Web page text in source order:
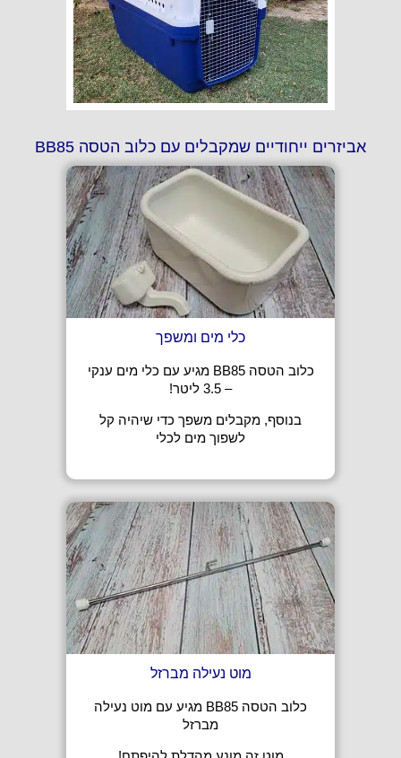
אביזרים ייחודיים שמקבלים עם כלוב הטסה BB85
כלי מים ומשפך
כלוב הטסה BB85 מגיע עם כלי מים ענקי
– 3.5 ליטר!
בנוסף, מקבלים משפך כדי שיהיה קל
לשפוך מים לכלי
מוט נעילה מברזל
כלוב הטסה BB85 מגיע עם מוט נעילה
מברזל